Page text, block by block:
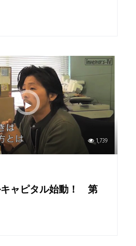
1,739
キャピタル始動！ 第